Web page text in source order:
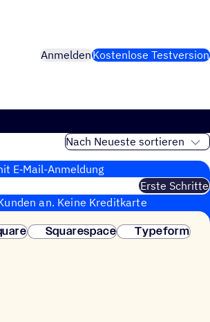
AnmeldenKostenlose Testversion
E‑Mail-Anmel­dung
Erste Schritte
an. Keine Kreditkarte
Squarespace
Typeform